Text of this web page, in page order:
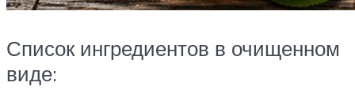
Список ингредиентов в очищенном
виде: